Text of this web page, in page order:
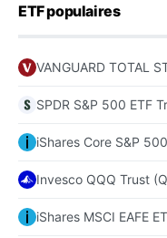
ETF populaires
VANGUARD TOTAL
SPDR S&P 500 ETF
iShares Core S&P
Invesco QQQ Trust
iShares MSCI EAFE